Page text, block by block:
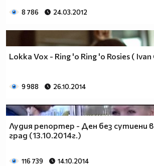
8 786 24.03.2012
Lokka Vox - Ring 'o Ring 'o Rosies (
9 988 26.10.2014
Лудия репортер - Ден без сутиени
град (13.10.2014г.)
116 739 14.10.2014